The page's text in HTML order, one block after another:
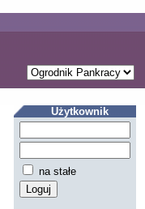
Użytkownik
na stałe